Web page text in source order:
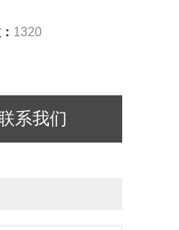
1320
系我们